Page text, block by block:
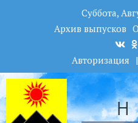
Суббота,
Архив выпусков
Авторизация |